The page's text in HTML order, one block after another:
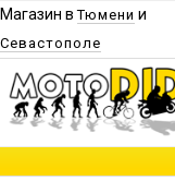
Магазин вТюмени и
Севастополе